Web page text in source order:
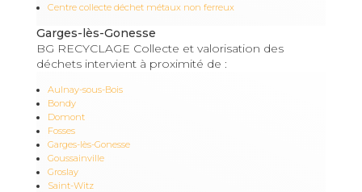
Centre collecte déchet métaux non ferreux
Garges-lès-Gonesse
BG RECYCLAGE Collecte et valorisation des
déchets intervient à proximité de :
Aulnay-sous-Bois
Bondy
Domont
Fosses
Garges-lès-Gonesse
Goussainville
Groslay
Saint-Witz